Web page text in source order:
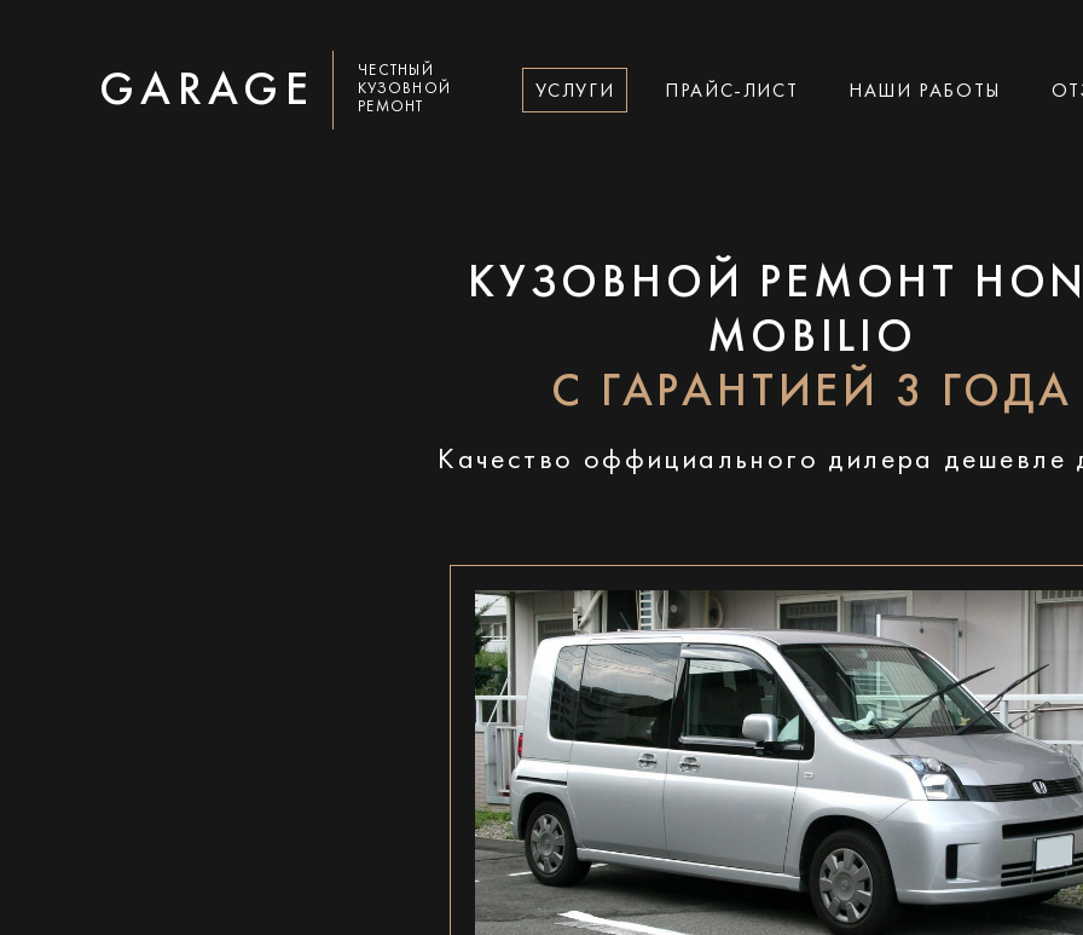
GARAGE
ЧЕСТНЫЙ
КУЗОВНОЙ
РЕМОНТ
УСЛУГИ ПРАЙС-ЛИСТ НАШИ РАБОТЫ
КУЗОВНОЙ РЕМОНТ
MOBILIO
С ГАРАНТИЕЙ 3 ГОДА
Качество оффициального дилера дешевле